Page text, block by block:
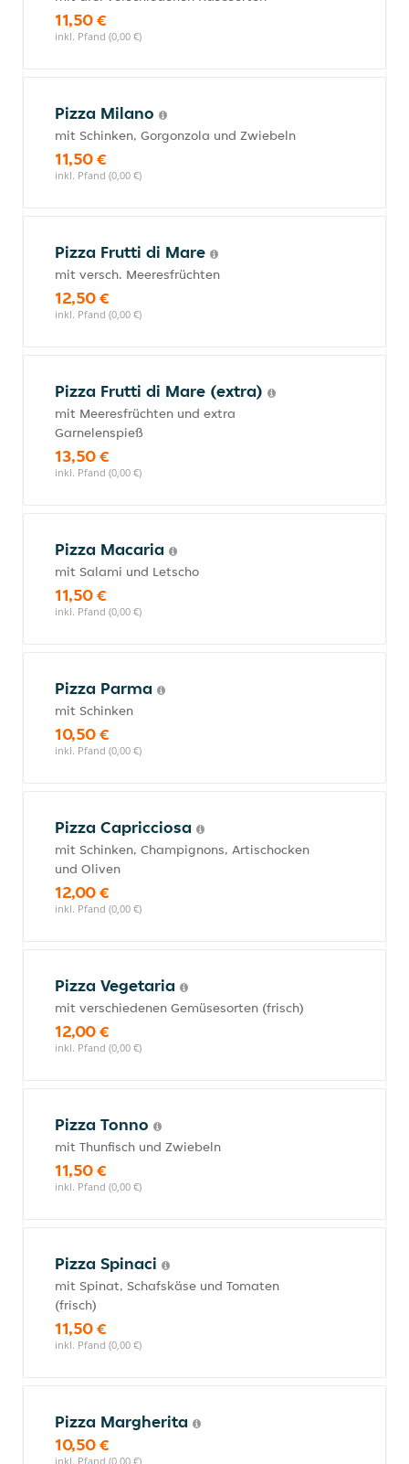
11,50 €
inkl. Pfand (0,00 €)
Pizza Milano
mit Schinken, Gorgonzola und Zwiebeln
11,50 €
inkl. Pfand (0,00 €)
Pizza Frutti di Mare
mit versch. Meeresfrüchten
12,50 €
inkl. Pfand (0,00 €)
Pizza Frutti di Mare (extra)
mit Meeresfrüchten und extra
Garnelenspieß
13,50 €
inkl. Pfand (0,00 €)
Pizza Macaria
mit Salami und Letscho
11,50 €
inkl. Pfand (0,00 €)
Pizza Parma
mit Schinken
10,50 €
inkl. Pfand (0,00 €)
Pizza Capricciosa
mit Schinken, Champignons, Artischocken
und Oliven
12,00 €
inkl. Pfand (0,00 €)
Pizza Vegetaria
mit verschiedenen Gemüsesorten (frisch)
12,00 €
inkl. Pfand (0,00 €)
Pizza Tonno
mit Thunfisch und Zwiebeln
11,50 €
inkl. Pfand (0,00 €)
Pizza Spinaci
mit Spinat, Schafskäse und Tomaten
(frisch)
11,50 €
inkl. Pfand (0,00 €)
Pizza Margherita
10,50 €
inkl. Pfand (0,00 €)